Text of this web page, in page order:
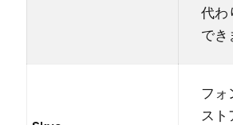
代わ
でき
フ⁠ォ
スト